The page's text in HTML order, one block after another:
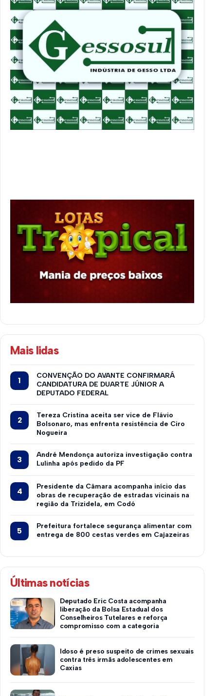
Mais lidas
CONVENÇÃO DO AVANTE CONFIRMARÁ
CANDIDATURA DE DUARTE JÚNIOR A
DEPUTADO FEDERAL
Tereza Cristina aceita ser vice de Flávio
Bolsonaro, mas enfrenta resistência de Ciro
Nogueira
André Mendonça autoriza investigação contra
Lulinha após pedido da PF
Presidente da Câmara acompanha início das
obras de recuperação de estradas vicinais na
região da Trizidela, em Codó
Prefeitura fortalece segurança alimentar com
entrega de 800 cestas verdes em Cajazeiras
Últimas notícias
Deputado Eric Costa acompanha
liberação da Bolsa Estadual dos
Conselheiros Tutelares e reforça
compromisso com a categoria
Idoso é preso suspeito de crimes sexuais
contra três irmãs adolescentes em
Caxias